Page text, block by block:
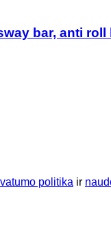
bar, anti roll
politika ir